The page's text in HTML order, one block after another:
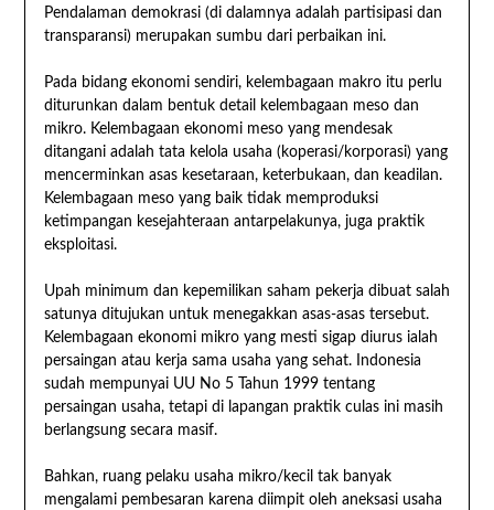
Pendalaman demokrasi (di dalamnya adalah partisipasi dan
transparansi) merupakan sumbu dari perbaikan ini.
Pada bidang ekonomi sendiri, kelembagaan makro itu perlu
diturunkan dalam bentuk detail kelembagaan meso dan
mikro. Kelembagaan ekonomi meso yang mendesak
ditangani adalah tata kelola usaha (koperasi/korporasi) yang
mencerminkan asas kesetaraan, keterbukaan, dan keadilan.
Kelembagaan meso yang baik tidak memproduksi
ketimpangan kesejahteraan antarpelakunya, juga praktik
eksploitasi.
Upah minimum dan kepemilikan saham pekerja dibuat salah
satunya ditujukan untuk menegakkan asas-asas tersebut.
Kelembagaan ekonomi mikro yang mesti sigap diurus ialah
persaingan atau kerja sama usaha yang sehat. Indonesia
sudah mempunyai UU No 5 Tahun 1999 tentang
persaingan usaha, tetapi di lapangan praktik culas ini masih
berlangsung secara masif.
Bahkan, ruang pelaku usaha mikro/kecil tak banyak
mengalami pembesaran karena diimpit oleh aneksasi usaha